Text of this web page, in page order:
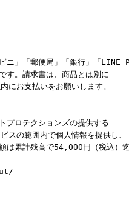
ニ」「郵便局」「銀行」「LINE
す。請求書は、商品とは別に
にお支払いをお願いします。
プロテクションズの提供する
スの範囲内で個人情報を提供し、
は累計残高で54,000円（税込）迄